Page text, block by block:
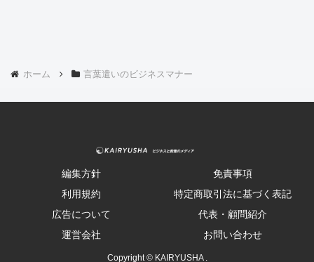
ホーム 言葉遣いのビジネスマナー
編集方針
免責事項
利用規約
特定商取引法に基づく表記
広告について
代表・顧問紹介
運営会社
お問い合わせ
Copyright © KAIRYUSHA .